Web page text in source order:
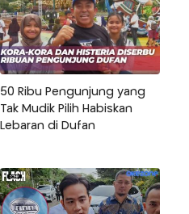
50 Ribu Pengunjung yang
Tak Mudik Pilih Habiskan
Lebaran di Dufan